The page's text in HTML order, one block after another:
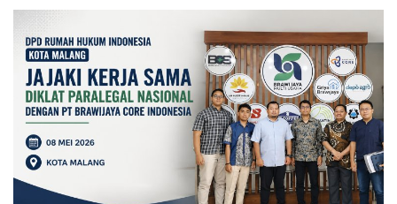
Cybers Event
UMKM & Ekonomi Kreatif
Pekerja Migran Indonesia
Ekonomi